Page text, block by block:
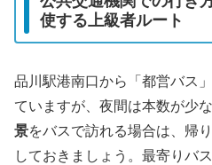
使する上級者ルート
品川駅港南口から「都営バス
ていますが、夜間は本数が少
景をバスで訪れる場合は、帰
しておきましょう。最寄りバ